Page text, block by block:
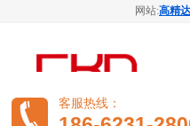
网站:高精达
客服热线：